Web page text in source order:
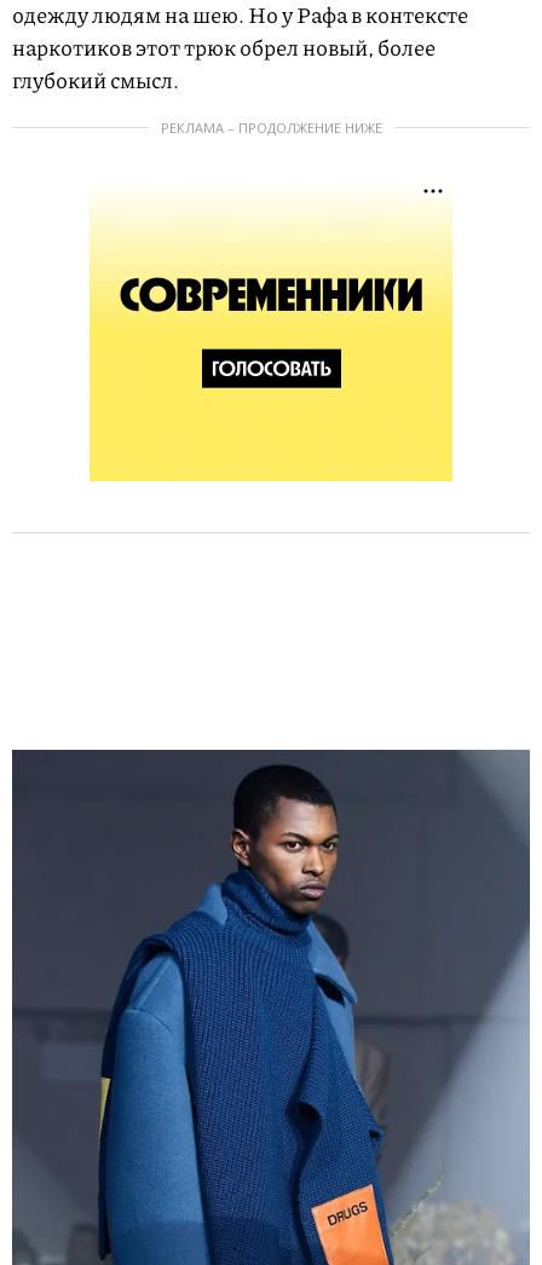
одежду людям на шею. Но у Рафа в контексте
наркотиков этот трюк обрел новый, более
глубокий смысл.
РЕКЛАМА – ПРОДОЛЖЕНИЕ НИЖЕ